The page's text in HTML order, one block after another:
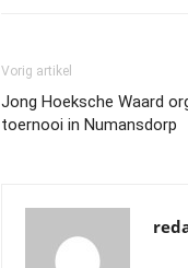
Vorig artikel
Jong Hoeksche Waard
toernooi in Numansdorp